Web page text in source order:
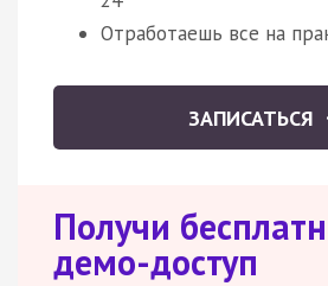
Отработаешь все на
ЗАПИСАТЬСЯ
Получи
демо-доступ